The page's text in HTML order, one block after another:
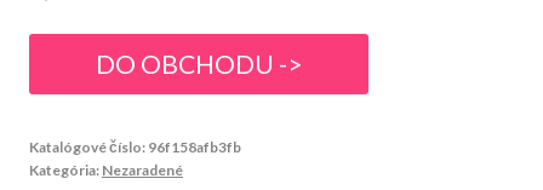
DO OBCHODU ->
Katalógové číslo: 96f158afb3fb
Kategória: Nezaradené